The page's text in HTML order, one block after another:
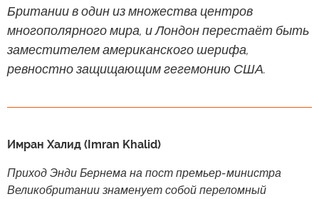
Британии в один из множества центров
многополярного мира, и Лондон перестаёт быть
заместителем американского шерифа,
ревностно защищающим гегемонию США.
Имран Халид (Imran Khalid)
Приход Энди Бернема на пост премьер-министра
Великобритании знаменует собой переломный